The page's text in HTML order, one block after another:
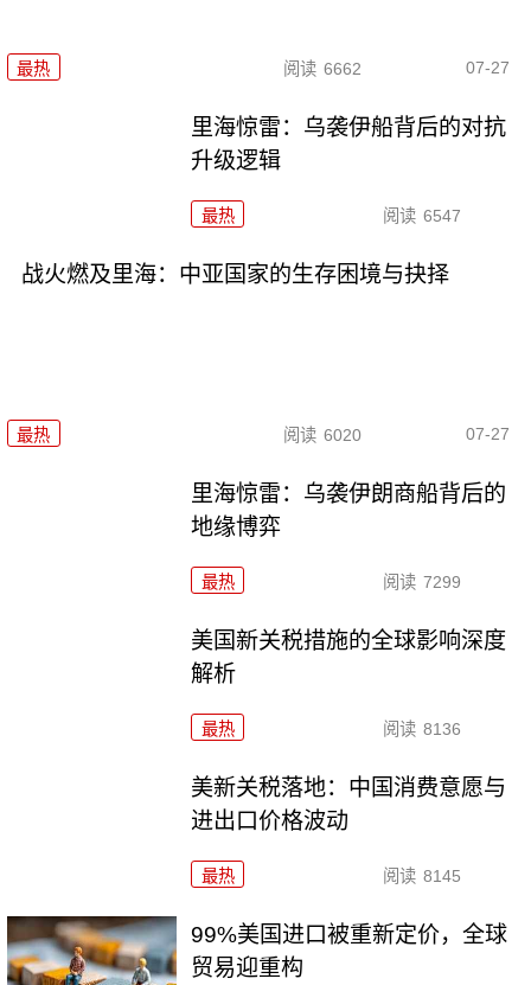
最热 阅读 6662 07-27
里海惊雷：乌袭伊船背后的对抗
升级逻辑
最热 阅读 6547
战火燃及里海：中亚国家的生存困境与抉择
最热 阅读 6020 07-27
里海惊雷：乌袭伊朗商船背后的
地缘博弈
最热 阅读 7299
美国新关税措施的全球影响深度
解析
最热 阅读 8136
美新关税落地：中国消费意愿与
进出口价格波动
最热 阅读 8145
99%美国进口被重新定价，全球
贸易迎重构